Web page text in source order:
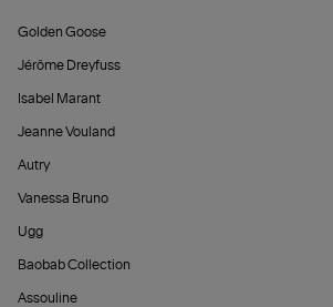
Golden Goose
Jérôme Dreyfuss
Isabel Marant
Jeanne Vouland
Autry
Vanessa Bruno
Ugg
Baobab Collection
Assouline